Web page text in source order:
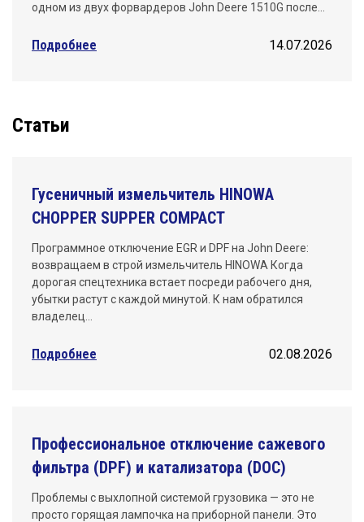
одном из двух форвардеров John Deere 1510G после…
Подробнее 14.07.2026
Статьи
Гусеничный измельчитель HINOWA
CHOPPER SUPPER COMPACT
Программное отключение EGR и DPF на John Deere:
возвращаем в строй измельчитель HINOWA Когда
дорогая спецтехника встает посреди рабочего дня,
убытки растут с каждой минутой. К нам обратился
владелец…
02.08.2026
Подробнее
Профессиональное отключение сажевого
фильтра (DPF) и катализатора (DOC)
Проблемы с выхлопной системой грузовика — это не
просто горящая лампочка на приборной панели. Это